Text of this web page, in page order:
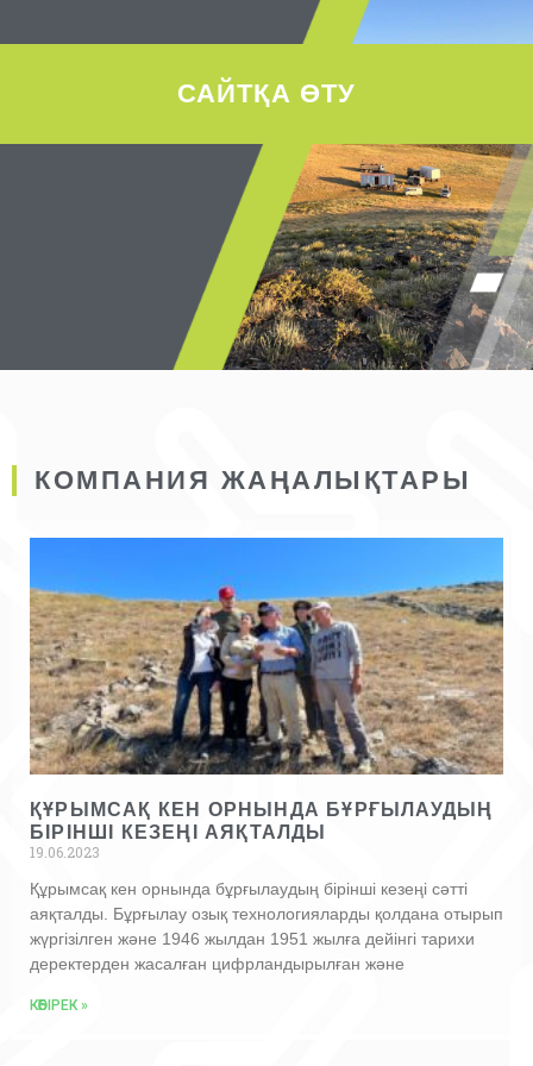
САЙТҚА ӨТУ
КОМПАНИЯ ЖАҢАЛЫҚТАРЫ
ҚҰРЫМСАҚ КЕН ОРНЫНДА БҰРҒЫЛАУДЫҢ
БІРІНШІ КЕЗЕҢІ АЯҚТАЛДЫ
19.06.2023
Құрымсақ кен орнында бұрғылаудың бірінші кезеңі сәтті
аяқталды. Бұрғылау озық технологияларды қолдана отырып
жүргізілген және 1946 жылдан 1951 жылға дейінгі тарихи
деректерден жасалған цифрландырылған және
КӨБІРЕК »